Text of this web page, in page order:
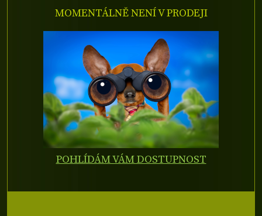
MOMENTÁLNĚ NENÍ V PRODEJI
POHLÍDÁM VÁM DOSTUPNOST